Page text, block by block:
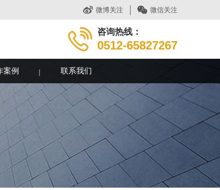
微博关注 微信关注
咨询热线：
0512-65827267
案例 联系我们